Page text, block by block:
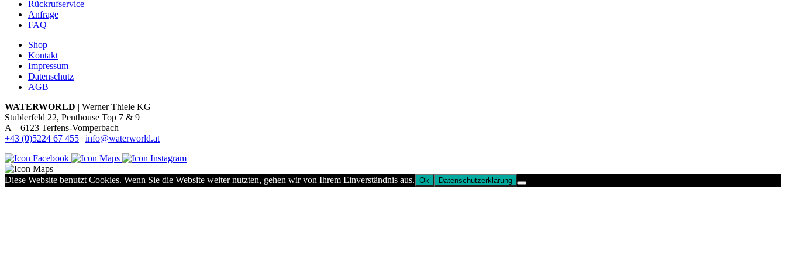
Rückrufservice
Anfrage
FAQ
Shop
Kontakt
Impressum
Datenschutz
AGB
WATERWORLD | Werner Thiele KG
Stublerfeld 22, Penthouse Top 7 & 9
A – 6123 Terfens-Vomperbach
+43 (0)5224 67 455 | info@waterworld.at
Diese Website benutzt Cookies. Wenn Sie die Website weiter nutzten, gehen wir von Ihrem Einverständnis aus. Ok Datenschutzerklärung